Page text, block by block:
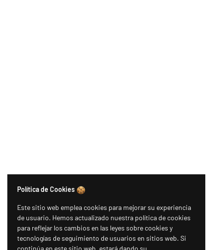
Política de Cookies
Este sitio web emplea cookies para mejorar su experiencia
de usuario. Hemos actualizado nuestra política de cookies
para reflejar los cambios en las leyes sobre cookies y
tecnologías de seguimiento de usuarios en sitios web. Si
continúa en este sitio web, estará dando su